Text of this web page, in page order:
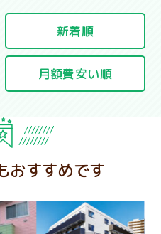
新着順
月額費安い順
おすすめです